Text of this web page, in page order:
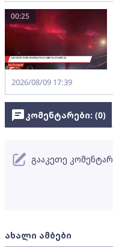
00:25
2026/08/09 17:39
ახალი ამბები
კომენტარები: (0)
გააკეთე